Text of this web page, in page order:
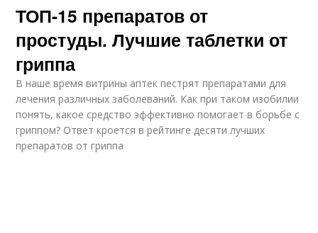
Препараты от
коронавируса
Препараты при ковид
ТОП-15 препаратов от
простуды. Лучшие таблетки от
гриппа
В наше время витрины аптек пестрят препаратами для
лечения различных заболеваний. Как при таком изобилии
понять, какое средство эффективно помогает в борьбе с
гриппом? Ответ кроется в рейтинге десяти лучших
препаратов от гриппа